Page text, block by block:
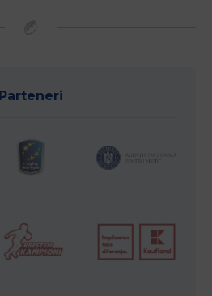
Parteneri